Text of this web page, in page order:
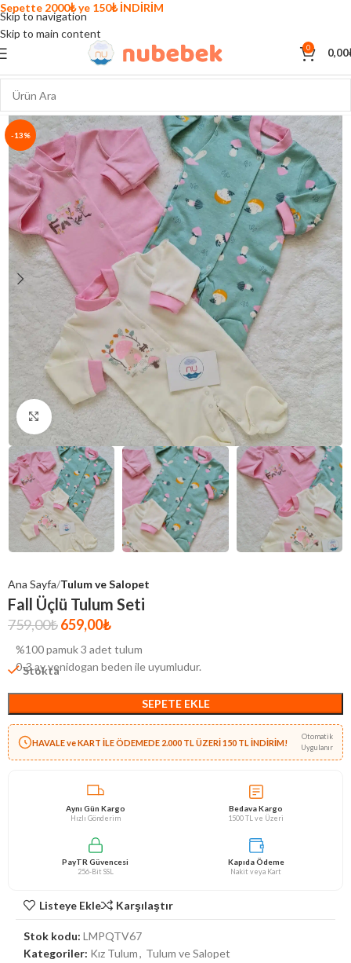
Skip to navigation
Skip to main content
0 0,00
-13%
Click to enlarge
Ana Sayfa Tulum ve Salopet
Fall Üçlü Tulum Seti
759,00₺659,00₺
%100 pamuk 3 adet tulum
0-3 ay yenidogan beden ile uyumludur.
Stokta
SEPETE EKLE
HAVALE ve KART İLE ÖDEMEDE 2.000 TL ÜZERİ 150 TL İNDİRİM!
Otomatik
Uygulanır
Aynı Gün Kargo
Hızlı Gönderim
Bedava Kargo
1500 TL ve Üzeri
PayTR Güvencesi
256-Bit SSL
Kapıda Ödeme
Nakit veya Kart
Listeye Ekle Karşılaştır
Stok kodu: LMPQTV67
Kategoriler: Kız Tulum, Tulum ve Salopet
Sepette 2000₺ ye 150₺ İNDİRİM